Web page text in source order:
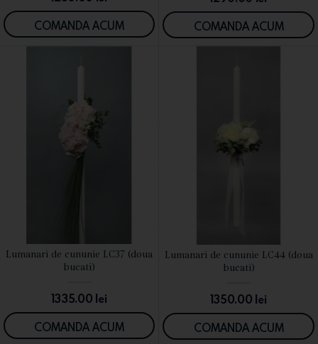
COMANDA ACUM
COMANDA ACUM
VEZI DETALII
Lumanari de cununie LC37 (doua
bucati)
1335.00 lei
COMANDA ACUM
VEZI DETALII
Lumanari de cununie LC44 (doua
bucati)
1350.00 lei
COMANDA ACUM